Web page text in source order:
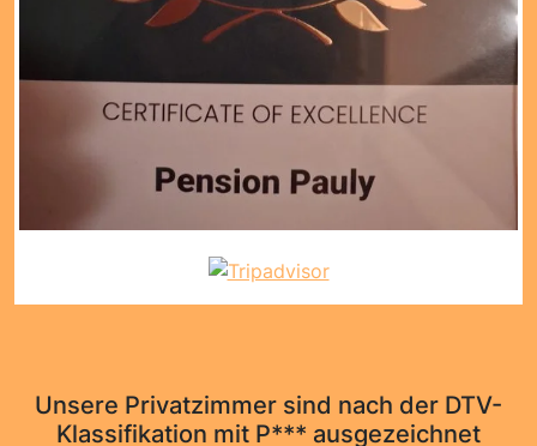
Unsere Privatzimmer sind nach der DTV-
Klassifikation mit P*** ausgezeichnet